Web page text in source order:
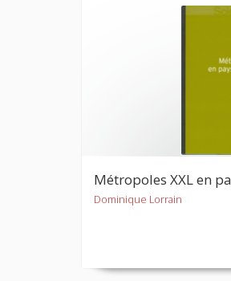
Métropoles XXL en
Dominique Lorrain